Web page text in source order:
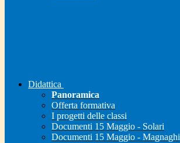
Didattica
Panoramica
Offerta formativa
I progetti delle classi
Documenti 15 Maggio - Solari
Documenti 15 Maggio - Magnaghi